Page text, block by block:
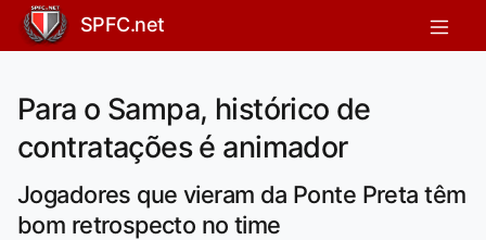
SPFC.net
Para o Sampa, histórico de
contratações é animador
Jogadores que vieram da Ponte Preta têm
bom retrospecto no time